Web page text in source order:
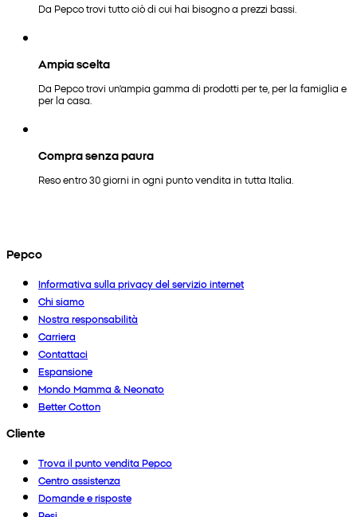
Da Pepco trovi tutto ciò di cui hai bisogno a prezzi bassi.
Ampia scelta
Da Pepco trovi un'ampia gamma di prodotti per te, per la famiglia e
per la casa.
Compra senza paura
Reso entro 30 giorni in ogni punto vendita in tutta Italia.
Pepco
Informativa sulla privacy del servizio internet
Chi siamo
Nostra responsabilità
Carriera
Contattaci
Espansione
Mondo Mamma & Neonato
Better Cotton
Cliente
Trova il punto vendita Pepco
Centro assistenza
Domande e risposte